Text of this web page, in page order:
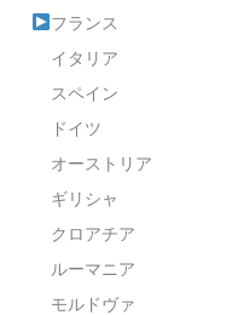
フランス
イタリア
スペイン
ドイツ
オーストリア
ギリシャ
クロアチア
ルーマニア
モルドヴァ